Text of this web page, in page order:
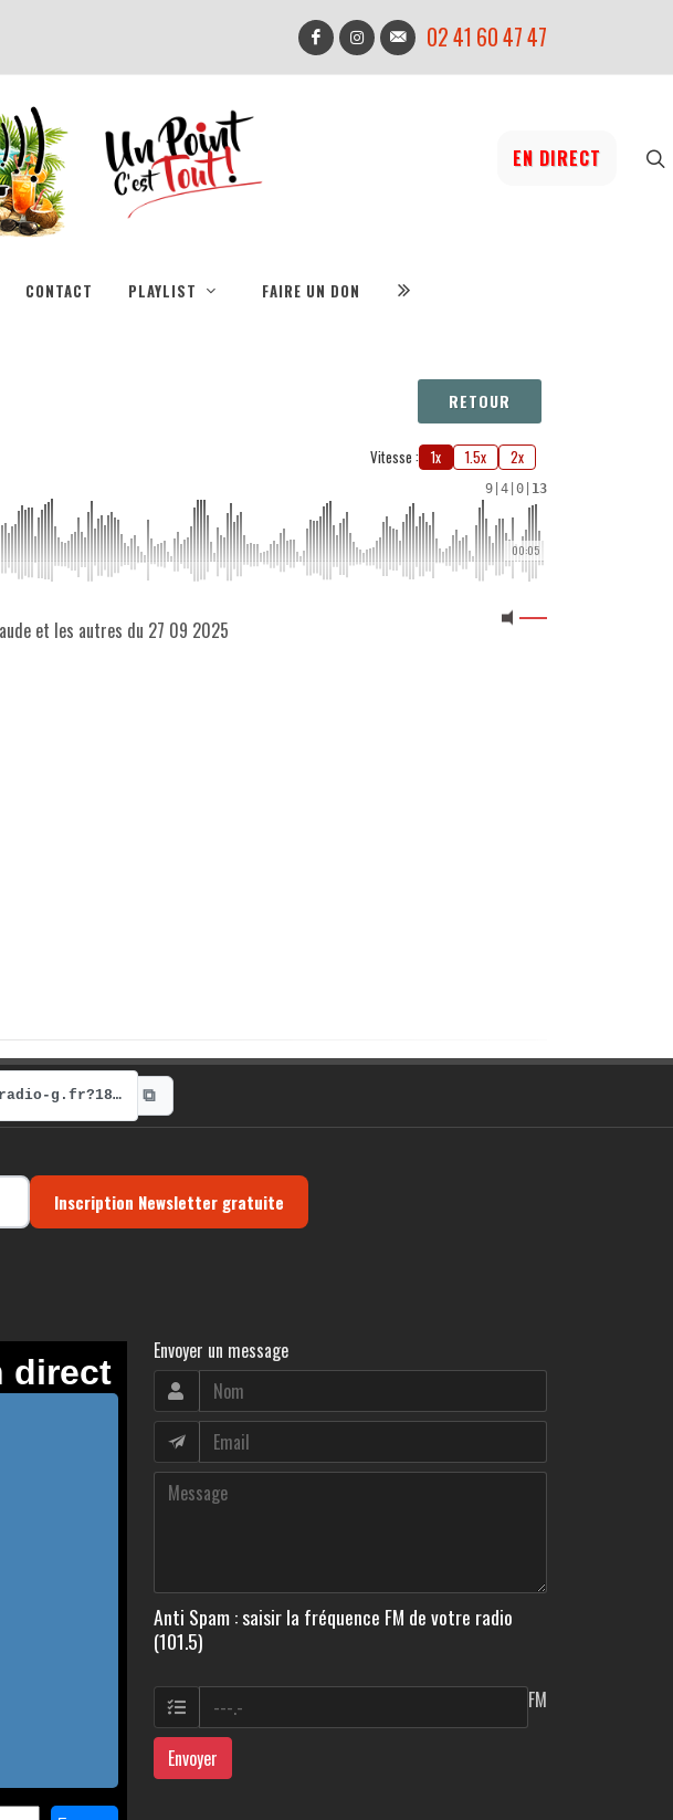
02 41 60 47 47
EN DIRECT
CONTACT PLAYLIST FAIRE UN DON
RETOUR
Vitesse : 1x 1.5x 2x
9 4 0 13
00:05
et les autres du 27 09 2025
https://radio-g.fr?18498 ⧉
Inscription Newsletter gratuite
Envoyer un message
Anti Spam : saisir la fréquence FM de votre radio
(101.5)
FM
Envoyer